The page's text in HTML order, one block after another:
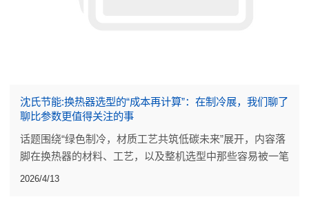
沈氏节能:换热器选型的“成本再计算”：在制冷展，我们聊了
聊比参数更值得关注的事
话题围绕“绿色制冷，材质工艺共筑低碳未来”展开，内容落
脚在换热器的材料、工艺，以及整机选型中那些容易被一笔
带过的细节。
2026/4/13